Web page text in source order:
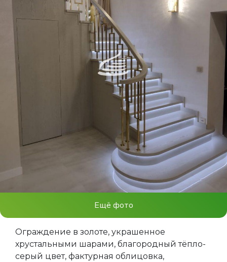
Ещё фото
Ограждение в золоте, украшенное
хрустальными шарами, благородный тёпло-
серый цвет, фактурная облицовка,